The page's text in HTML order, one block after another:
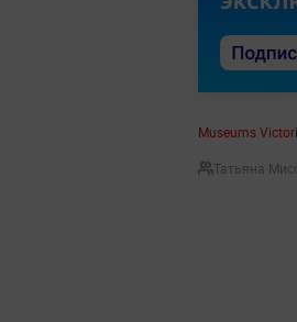
Museums
Татьяна